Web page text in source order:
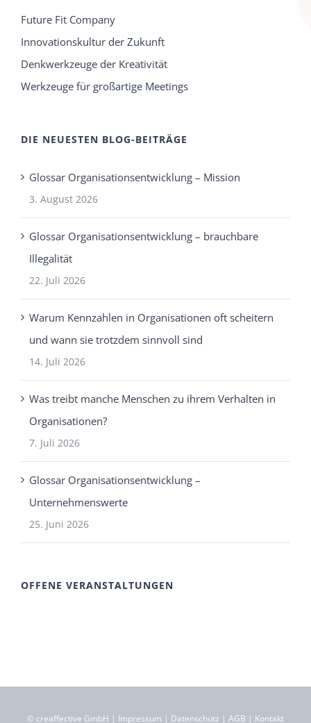
Future Fit Company
Innovationskultur der Zukunft
Denkwerkzeuge der Kreativität
Werkzeuge für großartige Meetings
DIE NEUESTEN BLOG-BEITRÄGE
Glossar Organisationsentwicklung – Mission
3. August 2026
Glossar Organisationsentwicklung – brauchbare
Illegalität
22. Juli 2026
Warum Kennzahlen in Organisationen oft scheitern
und wann sie trotzdem sinnvoll sind
14. Juli 2026
Was treibt manche Menschen zu ihrem Verhalten in
Organisationen?
7. Juli 2026
Glossar Organisationsentwicklung –
Unternehmenswerte
25. Juni 2026
OFFENE VERANSTALTUNGEN
© creaffective GmbH | Impressum | Datenschutz | AGB | Kontakt